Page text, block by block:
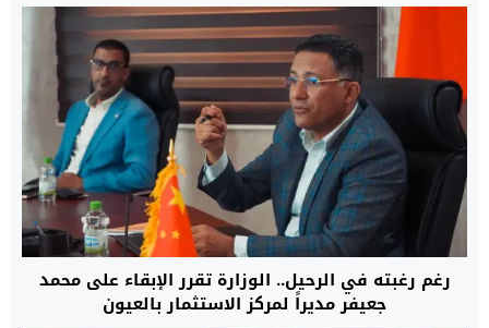
رغم رغبته في الرحيل.. الوزارة تقرر الإبقاء على محمد
جعيفر مديراً لمركز الاستثمار بالعيون